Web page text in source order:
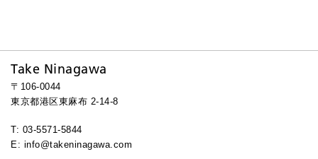
Take Ninagawa
〒106-0044
東京都港区東麻布 2-14-8
T: 03-5571-5844
E: info@takeninagawa.com